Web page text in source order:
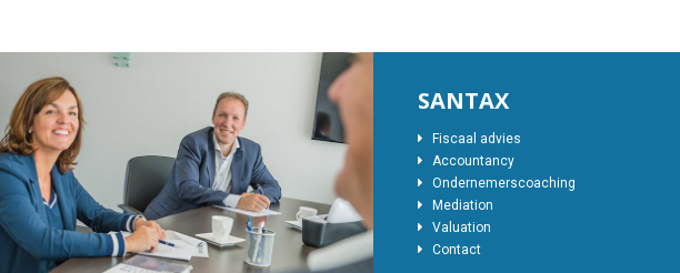
SANTAX
Fiscaal advies
Accountancy
Ondernemerscoaching
Mediation
Valuation
Contact